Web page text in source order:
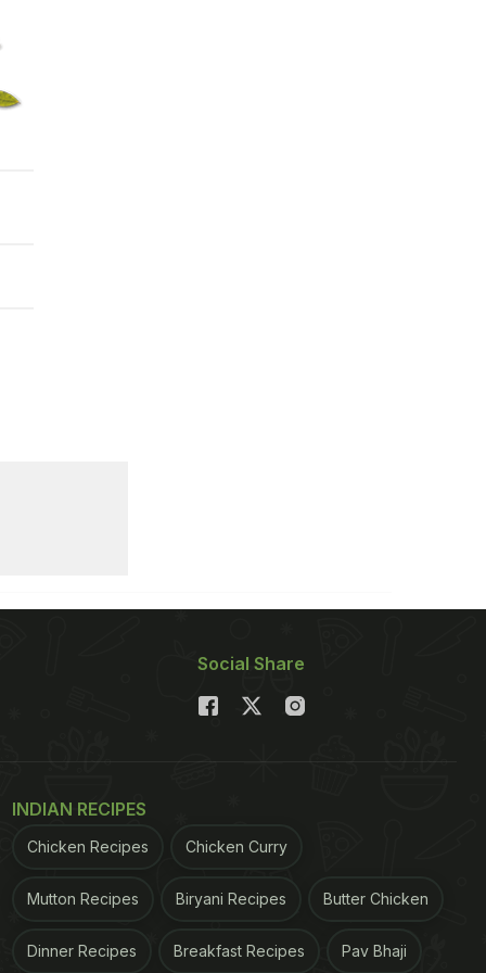
Social Share
INDIAN RECIPES
Chicken Recipes Chicken Curry
Mutton Recipes Biryani Recipes Butter Chicken
Dinner Recipes Breakfast Recipes Pav Bhaji